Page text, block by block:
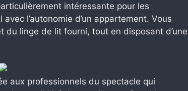
intéressante pour les
l’autonomie d’un appartement. Vous
linge de lit fourni, tout en disposant d’une
aux professionnels du spectacle qui